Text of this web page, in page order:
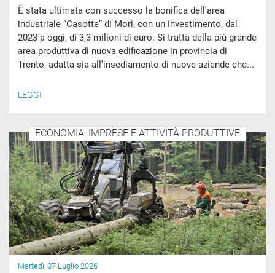
È stata ultimata con successo la bonifica dell’area
industriale “Casotte” di Mori, con un investimento, dal
2023 a oggi, di 3,3 milioni di euro. Si tratta della più grande
area produttiva di nuova edificazione in provincia di
Trento, adatta sia all’insediamento di nuove aziende che...
LEGGI
ECONOMIA, IMPRESE E ATTIVITÀ PRODUTTIVE
Martedì, 07 Luglio 2026